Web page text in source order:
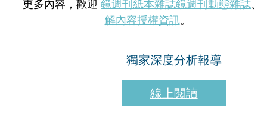
更多內容，歡迎 鏡週刊紙本雜誌鏡週刊動態雜誌、
解內容授權資訊。
獨家深度分析報導
線上閱讀